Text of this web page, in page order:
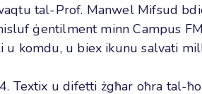
tal-Prof. Manwel Mifsud
ġentilment minn Campus
komdu, u biex ikunu salvati
u difetti żgħar oħra tal-